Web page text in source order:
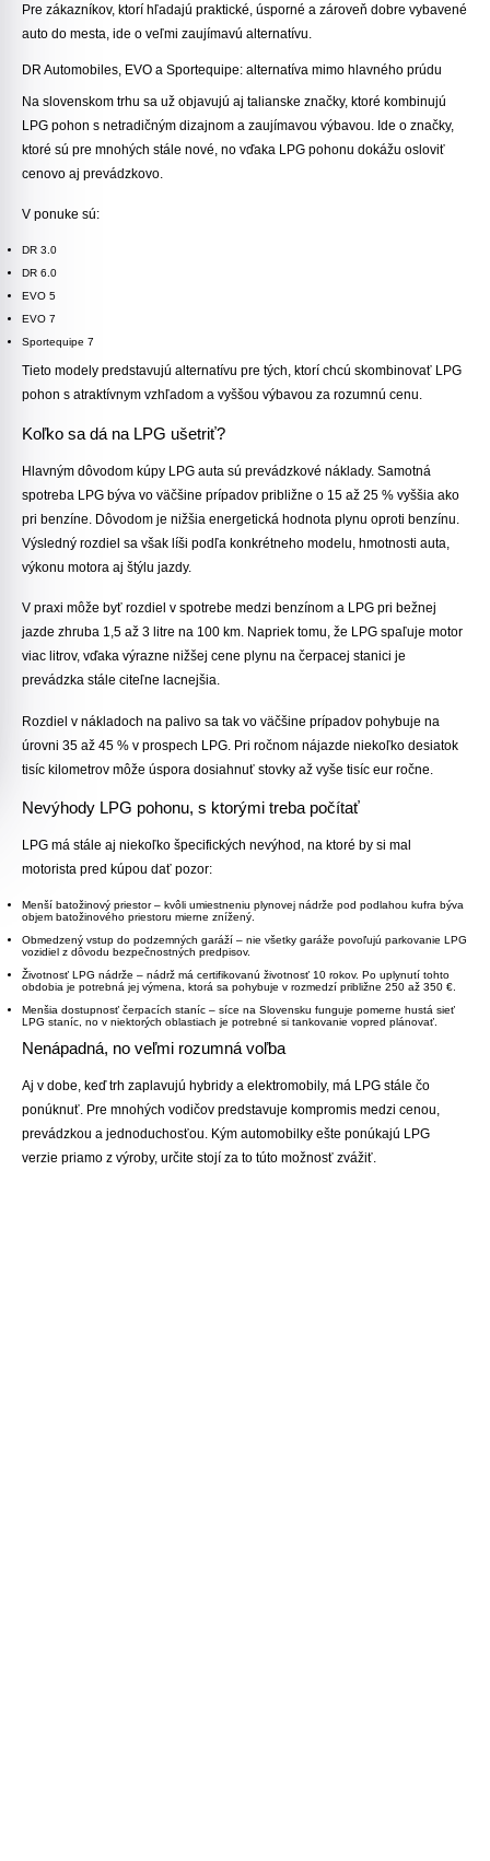
Pre zákazníkov, ktorí hľadajú praktické, úsporné a zároveň dobre vybavené
auto do mesta, ide o veľmi zaujímavú alternatívu.
DR Automobiles EVO a Sportequipe: alternatíva mimo hlavného prúdu
Na slovenskom trhu sa už objavujú aj talianske značky, ktoré kombinujú
LPG pohon s netradičným dizajnom a zaujímavou výbavou. Ide o značky,
ktoré sú pre mnohých stále nové, no vďaka LPG pohonu dokážu osloviť
cenovo aj prevádzkovo.
V ponuke sú:
DR 3.0
DR 6.0
EVO 5
EVO 7
Sportequipe 7
Tieto modely predstavujú alternatívu pre tých, ktorí chcú skombinovať LPG
pohon s atraktívnym vzhľadom a vyššou výbavou za rozumnú cenu.
Koľko sa dá na LPG ušetriť?
Hlavným dôvodom kúpy LPG auta sú prevádzkové náklady. Samotná
spotreba LPG býva vo väčšine prípadov približne o 15 až 25 % vyššia ako
pri benzíne. Dôvodom je nižšia energetická hodnota plynu oproti benzínu
Výsledný rozdiel sa však líši podľa konkrétneho modelu, hmotnosti auta,
výkonu motora aj štýlu jazdy.
V praxi môže byť rozdiel v spotrebe medzi benzínom a LPG pri bežnej
jazde zhruba 1,5 až 3 litre na 100 km. Napriek tomu, že LPG spaľuje motor
viac litrov, vďaka výrazne nižšej cene plynu na čerpacej stanici je
prevádzka stále citeľne lacnejšia.
Rozdiel v nákladoch na palivo sa tak vo väčšine prípadov pohybuje na
úrovni 35 až 45 % v prospech LPG. Pri ročnom nájazde niekoľko desiatok
tisíc kilometrov môže úspora dosiahnuť stovky až vyše tisíc eur ročne.
Nevýhody LPG pohonu, s ktorými treba počítať
LPG má stále aj niekoľko špecifických nevýhod, na ktoré by si mal
motorista pred kúpou dať pozor:
Menší batožinový priestor– kvôli umiestneniu plynovej nádrže pod podlahou kufra býva
objem batožinového priestoru mierne znížený.
Obmedzený vstup do podzemných garáží – nie všetky garáže povoľujú parkovanie LPG
vozidiel z dôvodu bezpečnostných predpisov.
Životnosť LPG nádrže – nádrž má certifikovanú životnosť 10 rokov. Po uplynutí tohto
obdobia je potrebná jej výmena, ktorá sa pohybuje v rozmedzí približne 250 až 350 €.
Menšia dostupnosť čerpacích staníc – síce na Slovensku funguje pomerne hustá sieť
LPG staníc, no v niektorých oblastiach je potrebné si tankovanie vopred plánovať.
Nenápadná, no veľmi rozumná voľba
Aj v dobe, keď trh zaplavujú hybridy a elektromobily, má LPG stále čo
ponúknuť. Pre mnohých vodičov predstavuje kompromis medzi cenou,
prevádzkou a jednoduchosťou. Kým automobilky ešte ponúkajú LPG
verzie priamo z výroby, určite stojí za to túto možnosť zvážiť.